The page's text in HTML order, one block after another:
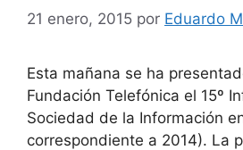
21 enero, 2015 por Eduardo
Esta mañana se ha
Fundación Telefónica el 15º
Sociedad de la Información
correspondiente a 2014). La